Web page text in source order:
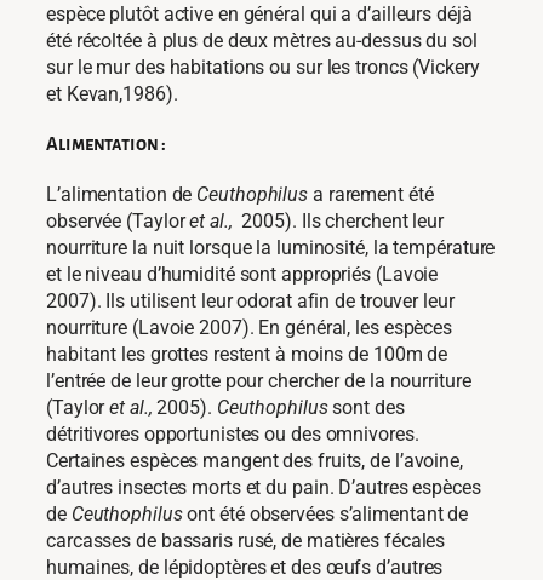
espèce plutôt active en général qui a d’ailleurs déjà
été récoltée à plus de deux mètres au-dessus du sol
sur le mur des habitations ou sur les troncs (Vickery
et Kevan,1986).
Alimentation :
L’alimentation de Ceuthophilus a rarement été
observée (Tayloret al., 2005). Ils cherchent leur
nourriture la nuit lorsque la luminosité, la température
et le niveau d’humidité sont appropriés (Lavoie
2007). Ils utilisent leur odorat afin de trouver leur
nourriture (Lavoie 2007). En général, les espèces
habitant les grottes restent à moins de 100m de
l’entrée de leur grotte pour chercher de la nourriture
(Tayloret al.,2005). Ceuthophilussont des
détritivores opportunistes ou des omnivores.
Certaines espèces mangent des fruits, de l’avoine,
d’autres insectes morts et du pain. D’autres espèces
de Ceuthophilusont été observées s’alimentant de
carcasses de bassaris rusé, de matières fécales
humaines, de lépidoptères et des œufs d’autres